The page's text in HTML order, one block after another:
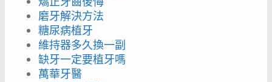
磨牙解決方法
糖尿病植牙
維持器多久換一副
缺牙一定要植牙嗎
萬華牙醫